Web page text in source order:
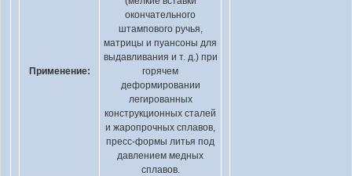
Применение:
окончательного
штампового ручья,
матрицы и пуансоны для
выдавливания и т. д.) при
горячем
деформировании
легированных
конструкционных сталей
и жаропрочных сплавов,
пресс-формы литья под
давлением медных
сплавов.